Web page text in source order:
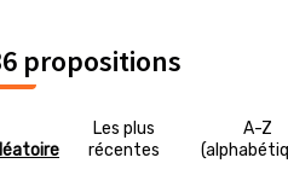
propositions
Les plus
récentes
A-Z